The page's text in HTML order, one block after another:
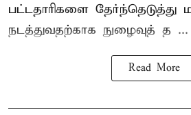
பட்டதாரிகளை
நடத்துவதற்காக நுழைவுத் த ...
Read More